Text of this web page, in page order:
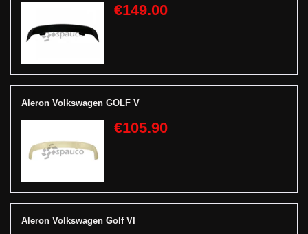
€149.00
Aleron Volkswagen GOLF V
€105.90
Aleron Volkswagen Golf VI